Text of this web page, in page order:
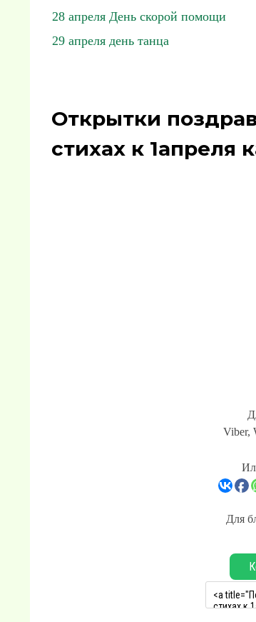
28 апреля День скорой помощи
29 апреля день танца
Открытки
стихах к 1апреля
Viber,
Для